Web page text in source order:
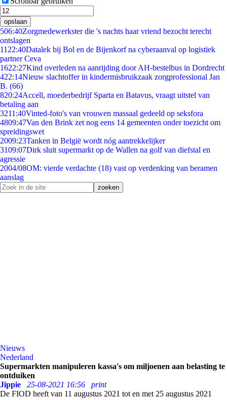
opslaan
506:40Zorgmedewerkster die 's nachts haar vriend bezocht terecht
ontslagen
11 22:40Datalek bij Bol en de Bijenkorf na cyberaanval op logistiek
partner Ceva
1622:27Kind overleden na aanrijding door AH-bestelbus in Dordrecht
422:14Nieuw slachtoffer in kindermisbruikzaak zorgprofessional Jan
B. (66)
820:24Accell, moederbedrijf Sparta en Batavus, vraagt uitstel van
betaling aan
3211:40Vinted-foto's van vrouwen massaal gedeeld op seksfora
4809:47Van den Brink zet nog eens 14 gemeenten onder toezicht om
spreidingswet
2009:23Tanken in België wordt nóg aantrekkelijker
3109:07Dirk sluit supermarkt op de Wallen na golf van diefstal en
agressie
2004/08OM: vierde verdachte (18) vast op verdenking van beramen
aanslag
Nieuws
Nederland
Supermarkten manipuleren kassa's om miljoenen aan belasting te
ontduiken
Jippie
25-08-2021 16:56
print
De FIOD heeft van 11 augustus 2021 tot en met 25 augustus 2021